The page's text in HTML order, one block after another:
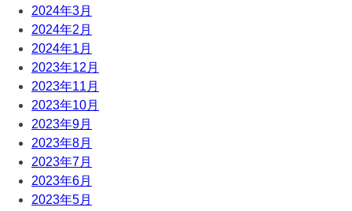
2024年3月
2024年2月
2024年1月
2023年12月
2023年11月
2023年10月
2023年9月
2023年8月
2023年7月
2023年6月
2023年5月